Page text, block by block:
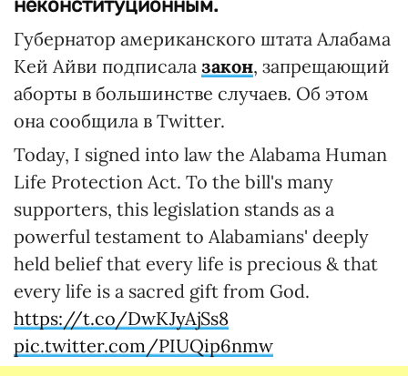
неконституционным.
Губернатор американского штата Алабама
Кей Айви подписала закон, запрещающий
аборты в большинстве случаев. Об этом
она сообщила в Twitter.
Today, I signed into law the Alabama Human
Life Protection Act. To the bill's many
supporters, this legislation stands as a
powerful testament to Alabamians' deeply
held belief that every life is precious & that
every life is a sacred gift from God.
https://t.co/DwKJyAjSs8
pic.twitter.com/PIUQip6nmw